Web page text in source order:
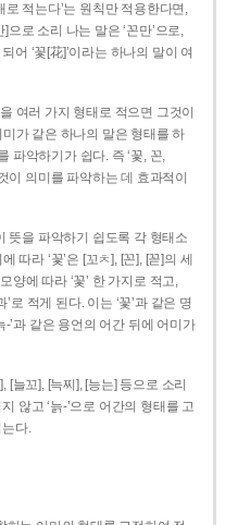
로 적는다’는 원칙만 적용한다면,
으로 소리 나는 말은 ‘꼰만’으로,
어 ‘꽃[花]’이라는 하나의 말이 여
여러 가지 형태로 적으면 그것이
가 같은 하나의 말은 형태를 하
파악하기가 쉽다. 즉 ‘꽃, 꼰,
이 의미를 파악하는 데 효과적이
뜻을 파악하기 쉽도록 각 형태소
따라 ‘꽃’은 [꼬ㅊ], [꼰], [꼳]의 세
양에 따라 ‘꽃’ 한 가지로 적고,
로 적게 된다. 이는 ‘꽃’과 같은 명
’과 같은 용언의 어간 뒤에 어미가
[늘꼬], [늑찌], [능는] 등으로 소리
않고 ‘늙-’으로 어간의 형태를 고
는다.